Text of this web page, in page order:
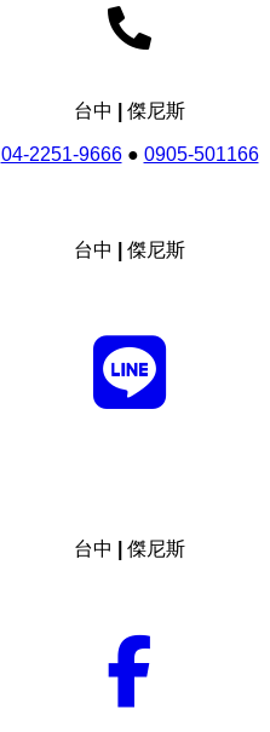
台中 | 傑尼斯
04-2251-9666● 0905-501166
台中 | 傑尼斯
台中 | 傑尼斯